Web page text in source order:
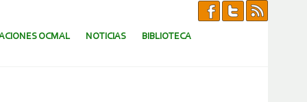
OCMAL NOTICIAS BIBLIOTECA